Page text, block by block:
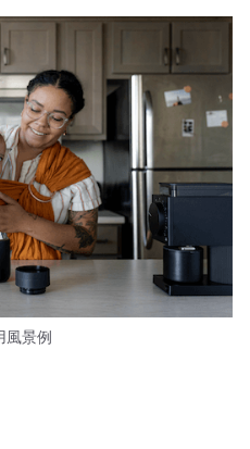
風景例